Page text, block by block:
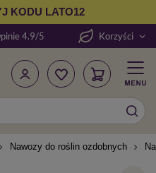
KODU LATO12
4.9/5 Korzyści
Nawozy do roślin ozdobnych